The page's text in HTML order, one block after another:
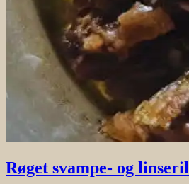
Røget svampe- og